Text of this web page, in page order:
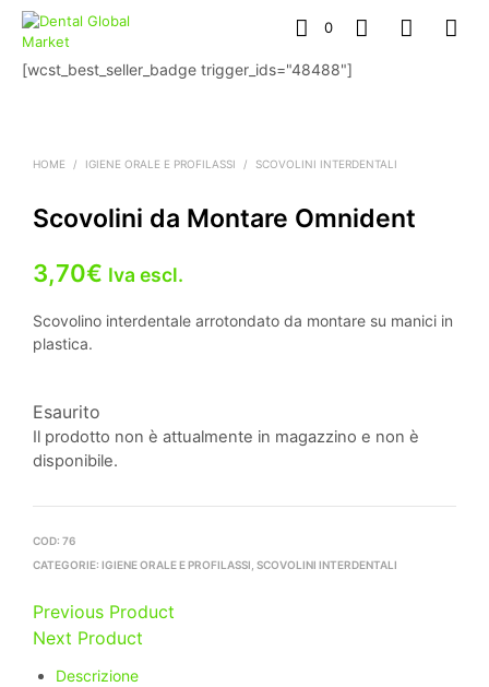
0
[wcst_best_seller_badge trigger_ids="48488"]
HOME / IGIENE ORALE E PROFILASSI / SCOVOLINI INTERDENTALI
Scovolini da Montare Omnident
3,70€ Iva escl.
Scovolino interdentale arrotondato da montare su manici in
plastica.
Esaurito
Il prodotto non è attualmente in magazzino e non è
disponibile.
COD: 76
CATEGORIE: IGIENE ORALE E PROFILASSI SCOVOLINI INTERDENTALI
Previous Product
Next Product
Descrizione